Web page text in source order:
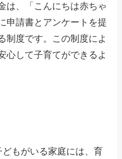
は、「こんにちは赤ちゃ
申請書とアンケートを提
制度です。この制度によ
心して子育てができるよ
もがいる家庭には、育